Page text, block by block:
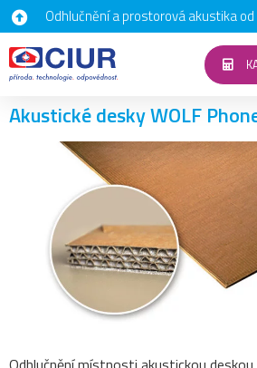
Odhlučnění a prostorová akustika od
Akustické desky WOLF